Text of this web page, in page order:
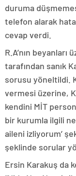
duruma
telefon alarak
cevap verdi.
R.A’nın beyanları
tarafından sanık
sorusu yöneltildi.
vermesi üzerine,
kendini MİT
bir kurumla ilgili
aileni izliyorum’
şeklinde sorular
Ersin Karakuş da